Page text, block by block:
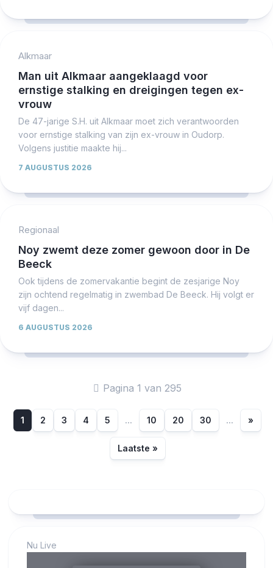
Alkmaar
Man uit Alkmaar aangeklaagd voor
ernstige stalking en dreigingen tegen ex-
vrouw
De 47-jarige S.H. uit Alkmaar moet zich verantwoorden
voor ernstige stalking van zijn ex-vrouw in Oudorp.
Volgens justitie maakte hij...
7 AUGUSTUS 2026
Regionaal
Noy zwemt deze zomer gewoon door in De
Beeck
Ook tijdens de zomervakantie begint de zesjarige Noy
zijn ochtend regelmatig in zwembad De Beeck. Hij volgt er
vijf dagen...
6 AUGUSTUS 2026
Pagina 1 van 295
1 2 3 4 5 ... 10 20 30 ... »
Laatste »
Nu Live